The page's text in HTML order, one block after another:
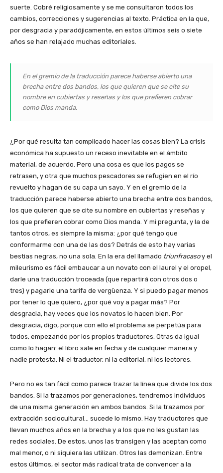
suerte. Cobré religiosamente y se me consultaron todos los
cambios, correcciones y sugerencias al texto. Práctica en la que,
por desgracia y paradójicamente, en estos últimos seis o siete
años se han relajado muchas editoriales.
En el gremio de la traducción parece haberse abierto una
brecha entre dos bandos, los que quieren que se cite su
nombre en cubiertas y reseñas y los que prefieren cobrar
como Dios manda.
¿Por qué resulta tan complicado hacer las cosas bien? La crisis
económica ha supuesto un receso inevitable en el ámbito
material, de acuerdo. Pero una cosa es que los pagos se
retrasen, y otra que muchos pescadores se refugien en el río
revuelto y hagan de su capa un sayo. Y en el gremio de la
traducción parece haberse abierto una brecha entre dos bandos,
los que quieren que se cite su nombre en cubiertas y reseñas y
los que prefieren cobrar como Dios manda. Y mi pregunta, y la de
tantos otros, es siempre la misma: ¿por qué tengo que
conformarme con una de las dos? Detrás de esto hay varias
bestias negras, no una sola. En la era del llamado triunfracasoy el
mileurismo es fácil embaucar a un novato con el laurel y el oropel,
darle una traducción troceada (que repartirá con otros dos o
tres) y pagarle una tarifa de vergüenza. Y si puedo pagar menos
por tener lo que quiero, ¿por qué voy a pagar más? Por
desgracia, hay veces que los novatos lo hacen bien. Por
desgracia, digo, porque con ello el problema se perpetúa para
todos, empezando por los propios traductores. Otras da igual
como lo hagan: el libro sale en fecha y de cualquier manera y
nadie protesta. Ni el traductor, ni la editorial, ni los lectores.
Pero no es tan fácil como parece trazar la línea que divide los dos
bandos. Si la trazamos por generaciones, tendremos individuos
de una misma generación en ambos bandos. Si la trazamos por
extracción sociocultural… sucede lo mismo. Hay traductores que
llevan muchos años en la brecha y a los que no les gustan las
redes sociales. De estos, unos las transigen y las aceptan como
mal menor, o ni siquiera las utilizan. Otros las demonizan. Entre
estos últimos, el sector más radical trata de convencer a la